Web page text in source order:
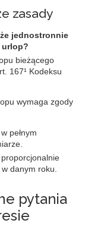
zasady
jednostronnie
urlop?
bieżącego
167¹ Kodeksu
wymaga zgody
pełnym
danym roku.
pytania